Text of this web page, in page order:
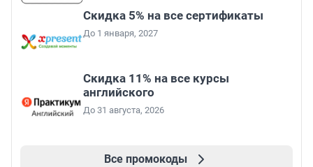
Скидка 5% на все сертификаты
До 1 января, 2027
Скидка 11% на все курсы
английского
До 31 августа, 2026
Все промокоды